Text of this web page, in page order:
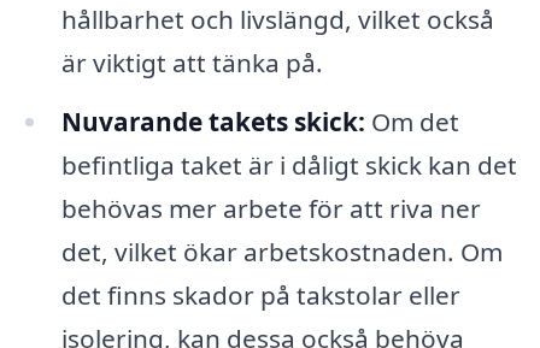
hållbarhet och livslängd, vilket också
är viktigt att tänka på.
Nuvarande takets skick: Om det
befintliga taket är i dåligt skick kan det
behövas mer arbete för att riva ner
det, vilket ökar arbetskostnaden. Om
det finns skador på takstolar eller
isolering, kan dessa också behöva